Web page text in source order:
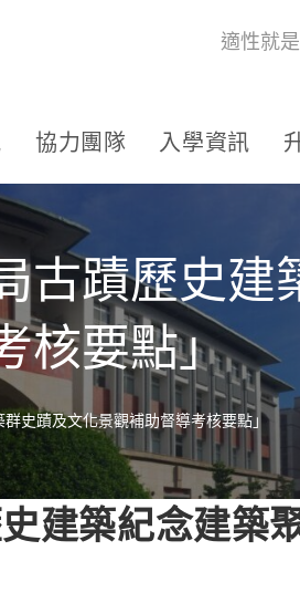
適性就
協力團隊 入學資訊
古蹟歷史建
核要點」
史蹟及文化景觀補助督導考核要點」
建築紀念建築